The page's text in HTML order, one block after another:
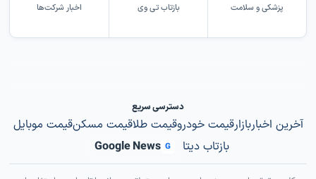
پزشکی و سلامت
بازتاب تی وی
اخبار شرکت‌ها
دسترسی سریع
آخرین اخباربازارقیمت خودروقیمت طلاقیمت مسکنقیمت موبایل
بازتاب دیتا
G
Google News